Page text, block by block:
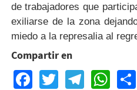
de trabajadores que
exiliarse de la zona
miedo a la represalia al
Compartir en
Facebook
Twitter